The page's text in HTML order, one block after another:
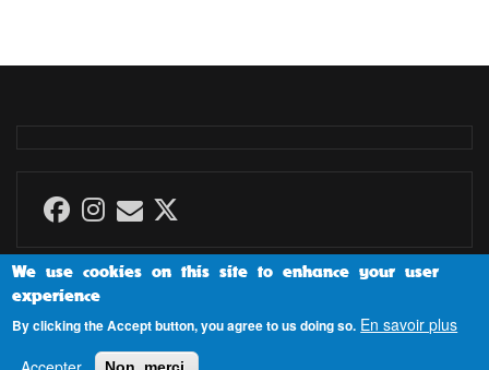
We use cookies on this site to enhance your user
experience
By clicking the Accept button, you agree to us doing so. En savoir plus